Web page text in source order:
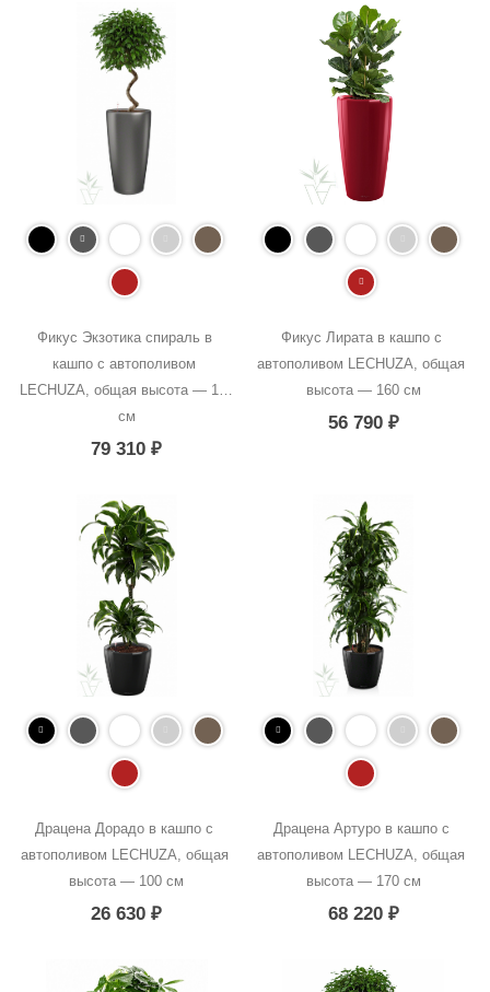
Фикус Экзотика спираль в
кашпо с автополивом
LECHUZA, общая высота — 180
см
79 310₽
Фикус Лирата в кашпо с
автополивом LECHUZA, общая
высота — 160 см
56 790 ₽
Драцена Дорадо в кашпо с
автополивом LECHUZA, общая
высота — 100 см
26 630₽
Драцена Артуро в кашпо с
автополивом LECHUZA, общая
высота — 170 см
68 220 ₽